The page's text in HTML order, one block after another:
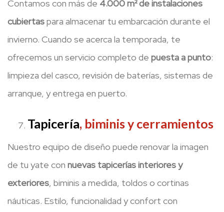
Contamos con más de 4.000 m² de instalaciones
cubiertaspara almacenar tu embarcación durante el
invierno. Cuando se acerca la temporada, te
ofrecemos un servicio completo de puesta a punto:
limpieza del casco, revisión de baterías, sistemas de
arranque, y entrega en puerto.
Tapicería, biminis y cerramientos
Nuestro equipo de diseño puede renovar la imagen
de tu yate con nuevas tapicerías interiores y
exteriores, biminis a medida, toldos o cortinas
náuticas. Estilo, funcionalidad y confort con